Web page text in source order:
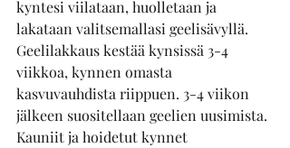
kyntesi viilataan, huolletaan ja
lakataan valitsemallasi geelisävyllä.
Geelilakkaus kestää kynsissä 3-4
viikkoa, kynnen omasta
kasvuvauhdista riippuen. 3-4 viikon
jälkeen suositellaan geelien uusimista.
Kauniit ja hoidetut kynnet